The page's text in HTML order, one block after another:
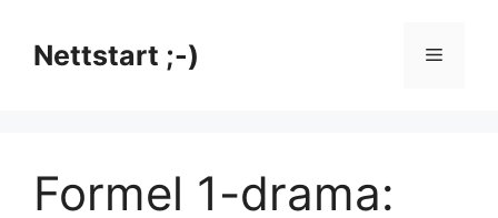
innholdNettstart ;-) Meny
Formel 1-drama: